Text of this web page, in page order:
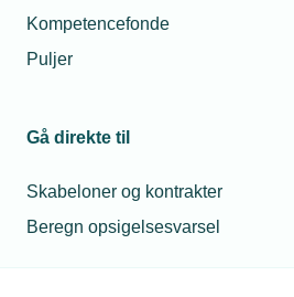
Kompetencefonde
Puljer
Gå direkte til
Skabeloner og kontrakter
Beregn opsigelsesvarsel
Høringssvar - 2023
Høringssvar - 2022
TEKNIQ Politik & analyse